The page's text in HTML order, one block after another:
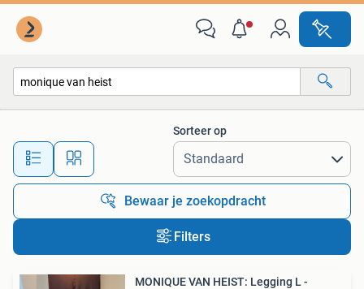
Alle afstanden…
Sorteer op
Bewaar je zoekopdracht
Filters
MONIQUE VAN HEIST: Legging L -